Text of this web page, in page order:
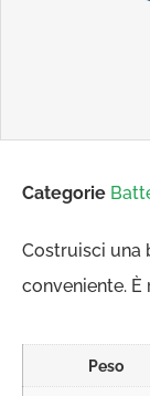
Categorie
Costruisci una
conveniente.
Peso